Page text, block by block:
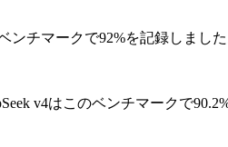
ンチマークで92%を記録しました
v4はこのベンチマークで